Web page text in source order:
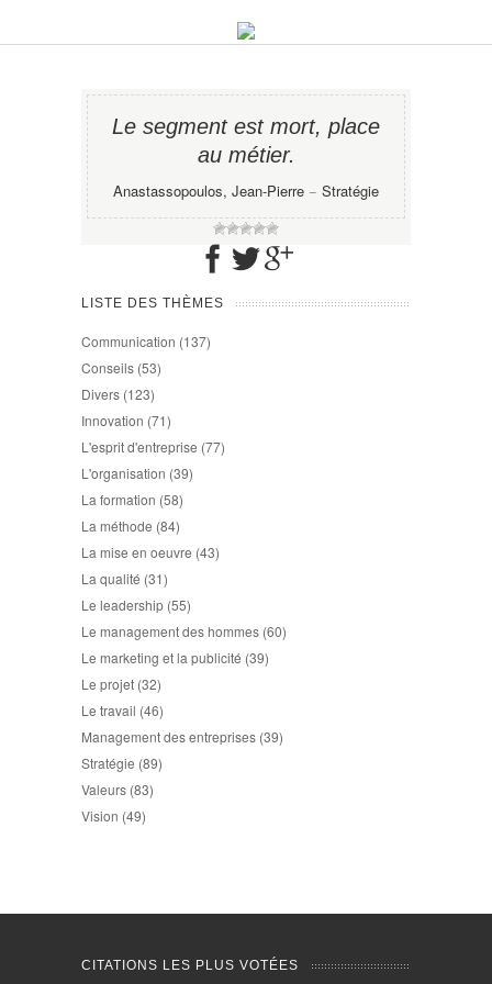
Le segment est mort, place
au métier.
Anastassopoulos, Jean-Pierre − Stratégie
LISTE DES THÈMES
Communication (137)
Conseils (53)
Divers (123)
Innovation (71)
L'esprit d'entreprise (77)
L'organisation (39)
La formation (58)
La méthode (84)
La mise en oeuvre (43)
La qualité (31)
Le leadership (55)
Le management des hommes (60)
Le marketing et la publicité (39)
Le projet (32)
Le travail (46)
Management des entreprises (39)
Stratégie (89)
Valeurs (83)
Vision (49)
CITATIONS LES PLUS VOTÉES